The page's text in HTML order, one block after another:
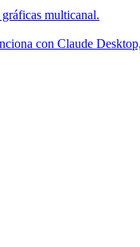
multicanal.
con Claude